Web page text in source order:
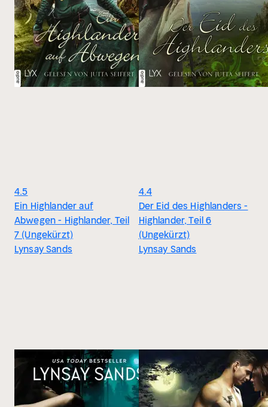
4.5
Ein Highlander auf
Abwegen - Highlander, Teil
7 (Ungekürzt)
Lynsay Sands
4.4
Der Eid des Highlanders -
Highlander, Teil 6
(Ungekürzt)
Lynsay Sands